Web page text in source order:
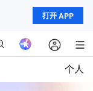
打开 APP
个人